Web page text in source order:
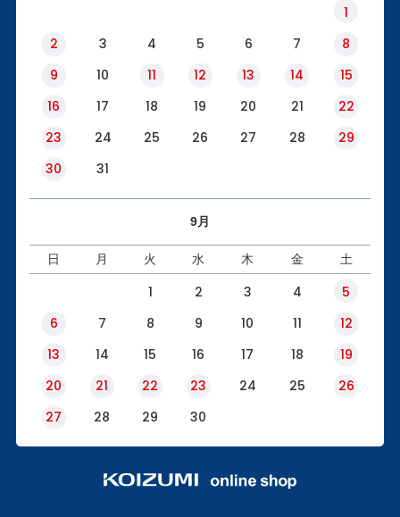
1
2
3 4 5 6 7
8
9
10 11 12 13 14
15
16
17 18 19 20 21
22
23
24 25 26 27 28
29
30
31
9月
日 月 火 水 木 金 土
1 2 3 4
5
6
7 8 9 10 11
12
13
14 15 16 17 18
19
20
21 22 23 24 25
26
27
28 29 30